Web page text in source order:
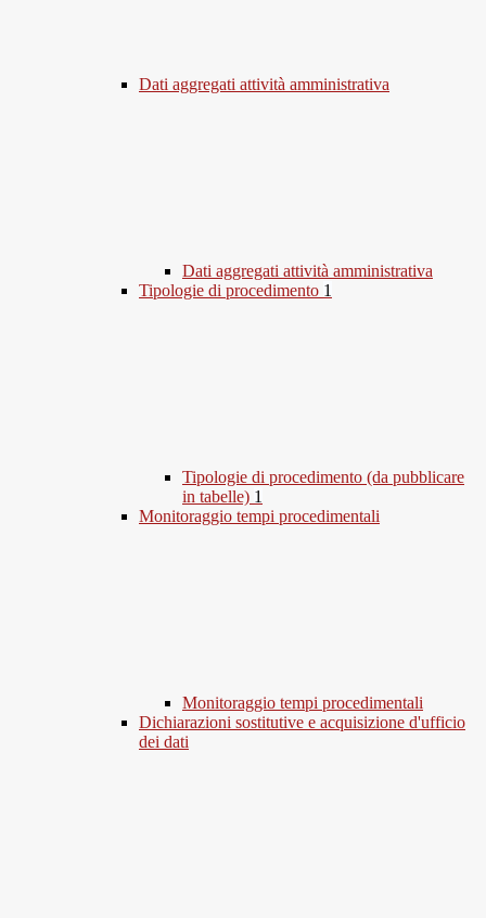
Dati aggregati attività amministrativa
Dati aggregati attività amministrativa
Tipologie di procedimento 1
Tipologie di procedimento (da pubblicare
in tabelle) 1
Monitoraggio tempi procedimentali
Monitoraggio tempi procedimentali
Dichiarazioni sostitutive e acquisizione d'ufficio
dei dati